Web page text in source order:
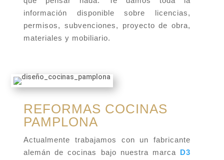
información disponible sobre licencias,
permisos, subvenciones, proyecto de obra,
materiales y mobiliario.
REFORMAS COCINAS
PAMPLONA
Actualmente trabajamos con un fabricante
alemán de cocinas bajo nuestra marca
D3